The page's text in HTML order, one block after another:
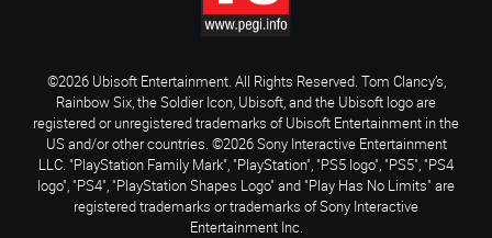
©2026 Ubisoft Entertainment. All Rights Reserved. Tom Clancy’s,
Rainbow Six, the Soldier Icon, Ubisoft, and the Ubisoft logo are
registered or unregistered trademarks of Ubisoft Entertainment in the
US and/or other countries. ©2026 Sony Interactive Entertainment
LLC. "PlayStation Family Mark", "PlayStation", "PS5 logo", "PS5", "PS4
logo", "PS4", "PlayStation Shapes Logo" and "Play Has No Limits" are
registered trademarks or trademarks of Sony Interactive
Entertainment Inc.